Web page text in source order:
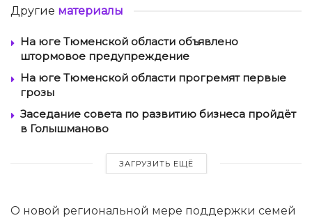
Другие материалы
На юге Тюменской области объявлено
штормовое предупреждение
На юге Тюменской области прогремят первые
грозы
Заседание совета по развитию бизнеса пройдёт
в Голышманово
ЗАГРУЗИТЬ ЕЩЁ
О новой региональной мере поддержки семей